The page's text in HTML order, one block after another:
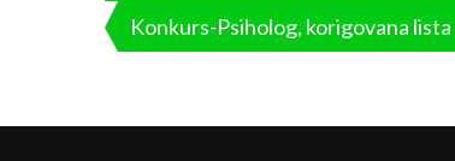
Post
Konkurs-Psiholog, korigovana lista